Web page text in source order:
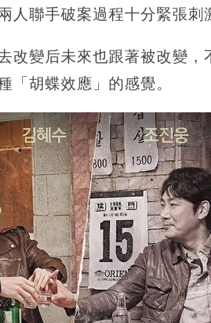
人聯手破案過程十分緊張刺
改變后未來也跟著被改變
「胡蝶效應」的感覺。